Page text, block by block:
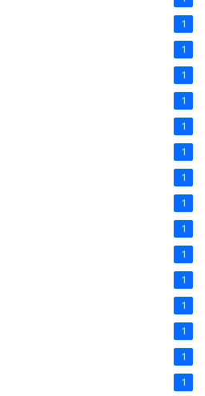
1
1
1
1
1
1
1
1
1
1
1
1
1
1
1